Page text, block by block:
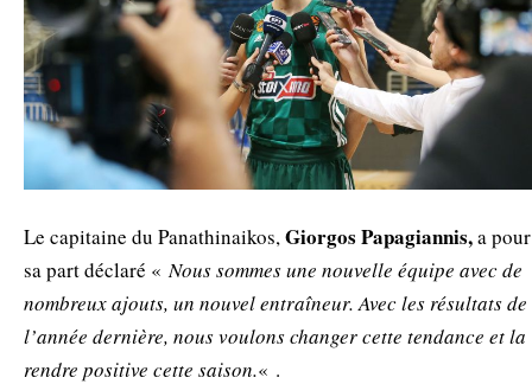
Le capitaine du Panathinaikos,Giorgos Papagiannis,a pour
sa part déclaré «Nous sommes une nouvelle équipe avec de
nombreux ajouts, un nouvel entraîneur. Avec les résultats de
l’année dernière, nous voulons changer cette tendance et la
rendre positive cette saison.« .